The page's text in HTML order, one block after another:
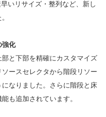
いリサイズ・整列など、新し
強化
と下部を精確にカスタマイズ
ースセレクタから階段リソー
なりました。さらに階段と床
も追加されています。